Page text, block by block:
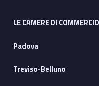
LE CAMERE DI COMMERCIO
Padova
Treviso-Belluno